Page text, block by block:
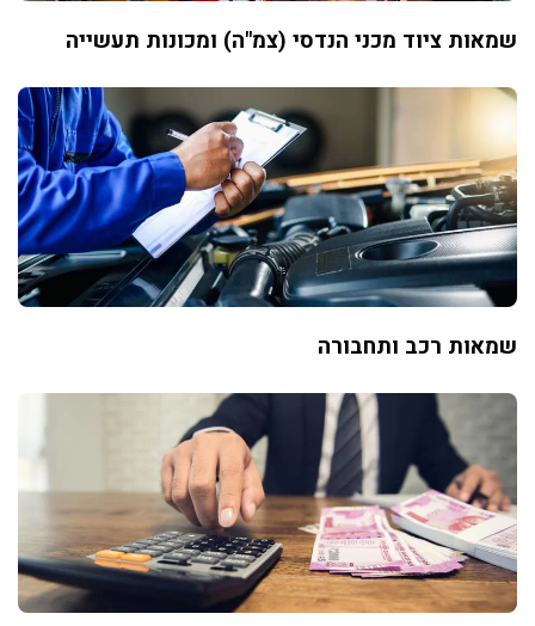
שמאות ציוד מכני הנדסי (צמ"ה) ומכונות תעשייה
שמאות רכב ותחבורה